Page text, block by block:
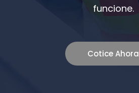
funcione.
Cotice Ahora